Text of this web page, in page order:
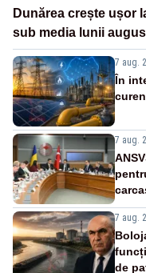
Dunărea crește ușor
sub media lunii
7 aug.
În
7 aug.
7 aug.
de